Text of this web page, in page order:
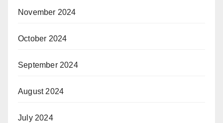
November 2024
October 2024
September 2024
August 2024
July 2024